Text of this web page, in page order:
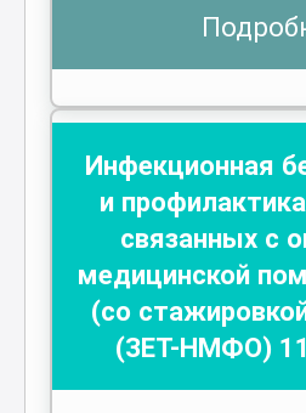
Инфекционная
и
связанных с
медицинской
(со
(ЗЕТ-НМФО)